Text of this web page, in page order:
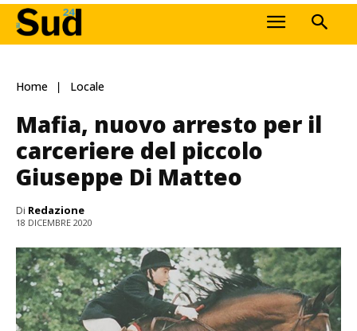
Home Locale
Mafia, nuovo arresto per il
carceriere del piccolo
Giuseppe Di Matteo
Di Redazione
18 DICEMBRE 2020